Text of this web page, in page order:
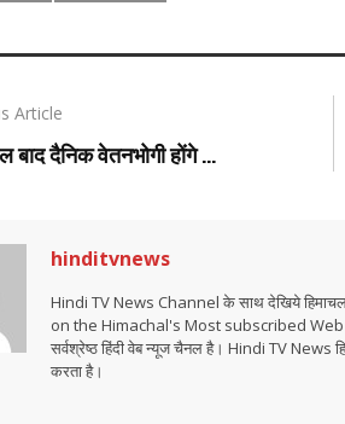
Article
बाद दैनिक वेतनभोगी होंगे ...
hinditvnews
Hindi TV News Channel के साथ देखिये
on the Himachal's Most subscribed Web
सर्वश्रेष्ठ हिंदी वेब न्यूज चैनल है। Hindi TV News
करता है।